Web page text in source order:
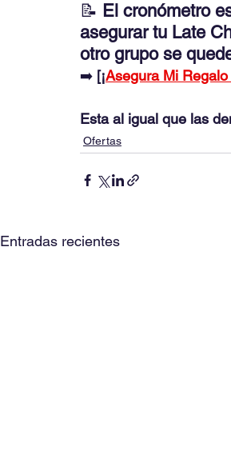
📝 El cronómetro
asegurar tu Late
otro grupo se
➡️ [¡Asegura Mi
Esta al igual que las
Ofertas
Entradas recientes